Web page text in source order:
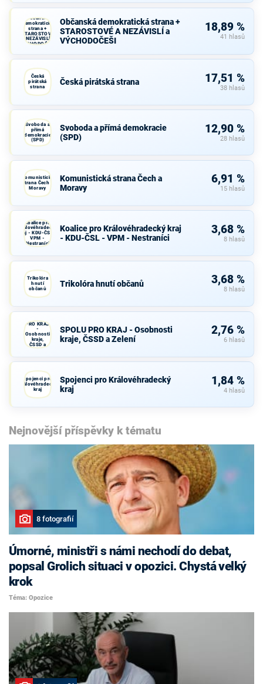
Občanská
demokratická
strana +
STAROSTOVÉ
A NEZÁVISLÍ a
VÝCHODOČEŠI
Občanská demokratická strana +
STAROSTOVÉ A NEZÁVISLÍ a
VÝCHODOČEŠI
18,89 %
41 hlasů
Česká
pirátská
strana
Česká pirátská strana 17,51 %
38 hlasů
Svoboda a
přímá
demokracie
(SPD)
Svoboda a přímá demokracie
(SPD)
12,90 %
28 hlasů
Komunistická
strana Čech a
Moravy
Komunistická strana Čech a
Moravy
6,91 %
15 hlasů
Koalice pro
Královéhradecký
kraj - KDU-ČSL -
VPM -
Nestraníci
Koalice pro Královéhradecký kraj
- KDU-ČSL - VPM - Nestraníci
3,68 %
8 hlasů
Trikolóra
hnutí
občanů
Trikolóra hnutí občanů 3,68 %
8 hlasů
PRO KRAJ
-
Osobnosti
kraje,
ČSSD a
Zelení
SPOLU PRO KRAJ - Osobnosti
kraje, ČSSD a Zelení
2,76 %
6 hlasů
Spojenci pro
Královéhradecký
kraj
Spojenci pro Královéhradecký
kraj
1,84 %
4 hlasů
Nejnovější příspěvky k tématu
8 fotografií
Úmorné, ministři s námi nechodí do debat,
popsal Grolich situaci v opozici. Chystá velký
krok
Téma: Opozice